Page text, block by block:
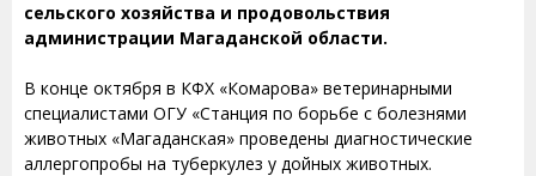
сельского хозяйства и продовольствия
администрации Магаданской области.
В конце октября в КФХ «Комарова» ветеринарными
специалистами ОГУ «Станция по борьбе с болезнями
животных «Магаданская» проведены диагностические
аллергопробы на туберкулез у дойных животных.